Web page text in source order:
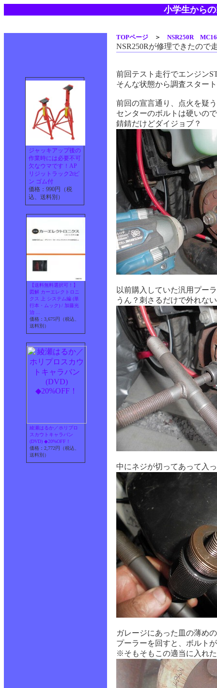
小学生から
TOPページ ＞ NSR250R
NSR250Rが修理できたので
ジャッキアップ後の
作業時には必要不可
欠なウマです！AP
リジットラック2tピ
ン ゴム付
価格：990円（税
込、送料別）
【送料無料選択可！】
図解 カーエレクトロニ
クス 上 システム編 (単
行本・ムック) / 加藤光
治 ...
価格：3,675円（税込、
送料別）
綾瀬はるか／ホリプロ
スカウトキャラバン
(DVD) ◆20%OFF！
価格：2,772円（税込、
送料別）
前回テスト走行でエンジン
そんな状態から調査スター
前回の宣言通り、点火を疑
センターのボルトは硬いの
錆錆だけどダイジョブ？
以前購入していた汎用プー
うん？刺さるだけで外れな
中にネジが切ってあって入
ガレージにあった皿の薄め
プーラーを回すと、ボルト
※そもそもこの適当に入れ